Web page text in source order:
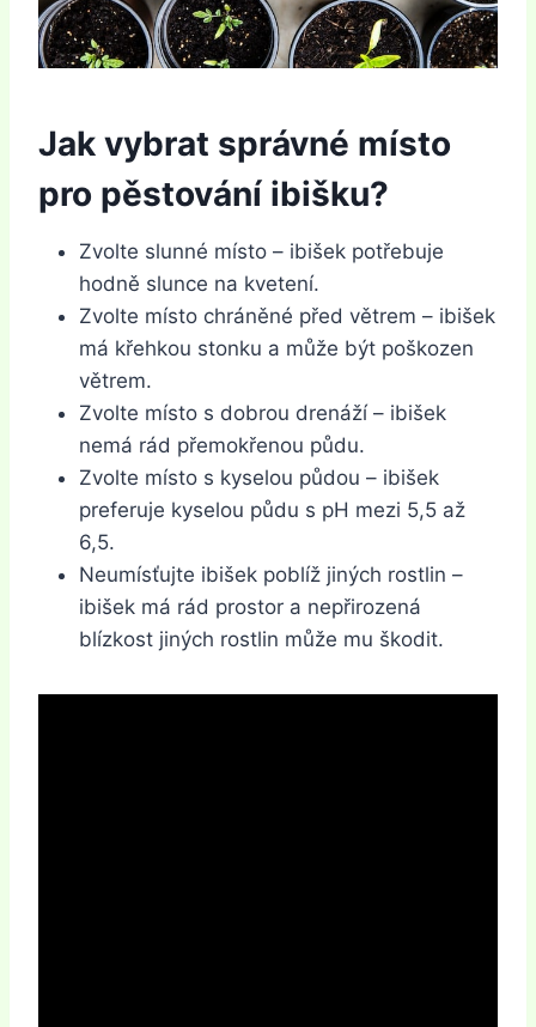
Jak vybrat správné místo
pro pěstování ibišku?
Zvolte slunné místo – ibišek potřebuje
hodně slunce na kvetení.
Zvolte místo chráněné před větrem – ibišek
má křehkou stonku a může být poškozen
větrem.
Zvolte místo s dobrou drenáží – ibišek
nemá rád přemokřenou půdu.
Zvolte místo s kyselou půdou – ibišek
preferuje kyselou půdu s pH mezi 5,5 až
6,5.
Neumísťujte ibišek poblíž jiných rostlin –
ibišek má rád prostor a nepřirozená
blízkost jiných rostlin může mu škodit.